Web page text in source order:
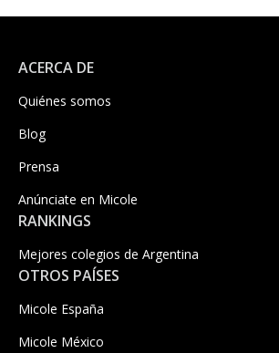
ACERCA DE
Quiénes somos
Blog
Prensa
Anúnciate en Micole
RANKINGS
Mejores colegios de Argentina
OTROS PAÍSES
Micole España
Micole México